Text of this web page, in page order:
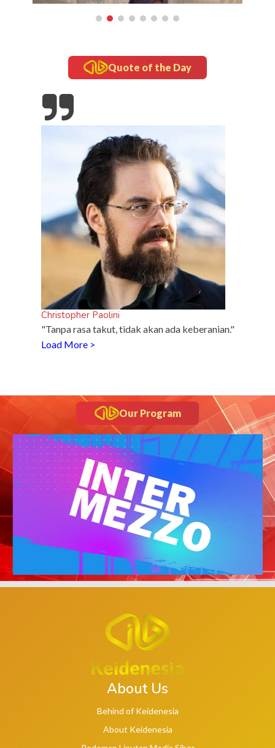
Quote of the Day
Christopher Paolini
"Tanpa rasa takut, tidak akan ada keberanian."
Load More >
Our Program
About Us
Behind of Keidenesia
About Keidenesia